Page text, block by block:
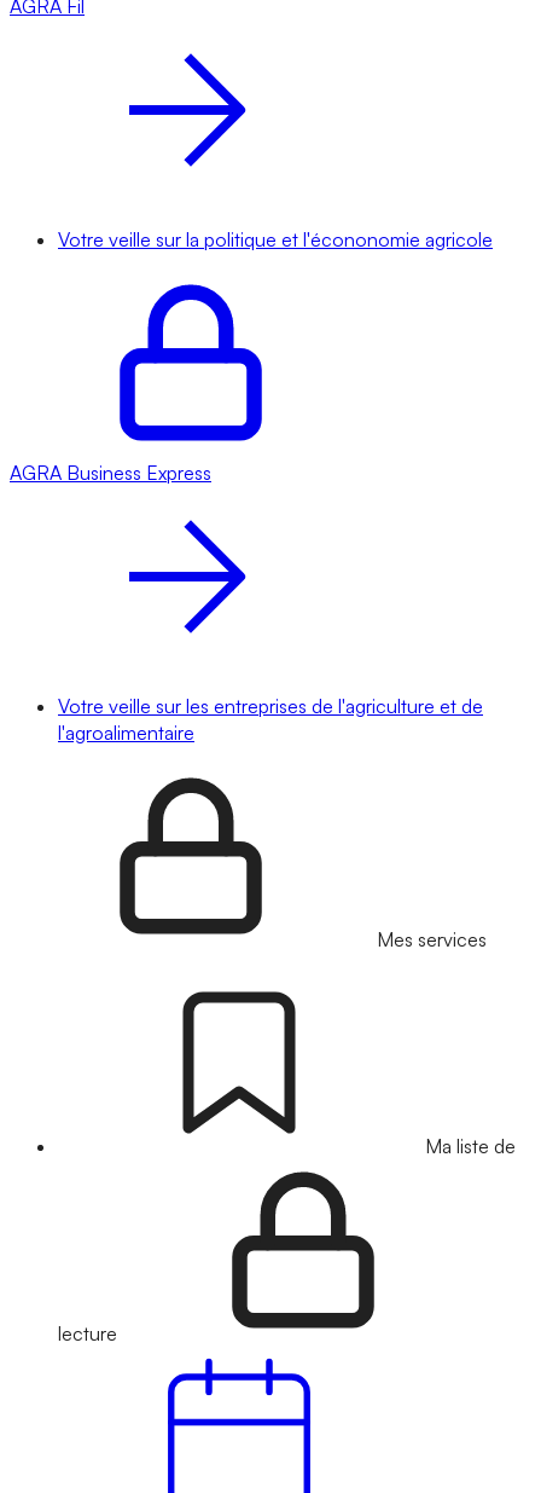
AGRA Fil
Votre veille sur la politique et l'écononomie agricole
AGRA Business Express
Votre veille sur les entreprises de l'agriculture et de
l'agroalimentaire
Mes services
Ma liste de
lecture